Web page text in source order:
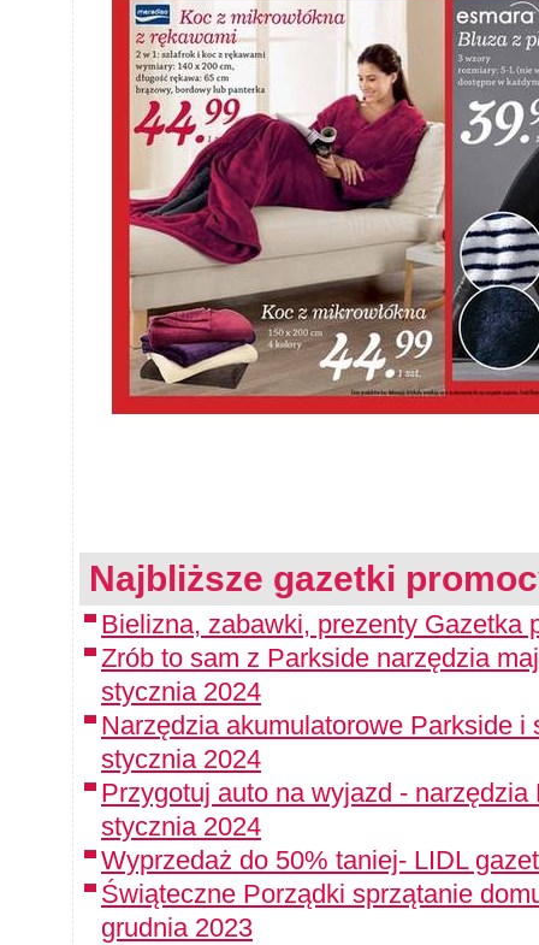
Najbliższe gazetki
Bielizna, zabawki, prezenty Gazetka
Zrób to sam z Parkside narzędzia
stycznia 2024
Narzędzia akumulatorowe Parkside i
stycznia 2024
Przygotuj auto na wyjazd -
stycznia 2024
Wyprzedaż do 50% taniej- LIDL
Świąteczne Porządki sprzątanie
grudnia 2023